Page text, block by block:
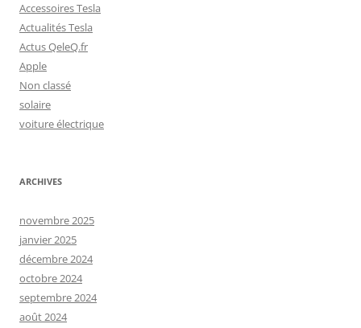
Accessoires Tesla
Actualités Tesla
Actus QeleQ.fr
Apple
Non classé
solaire
voiture électrique
ARCHIVES
novembre 2025
janvier 2025
décembre 2024
octobre 2024
septembre 2024
août 2024